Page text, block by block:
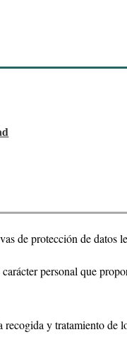
de protección de datos
personal que
y tratamiento de